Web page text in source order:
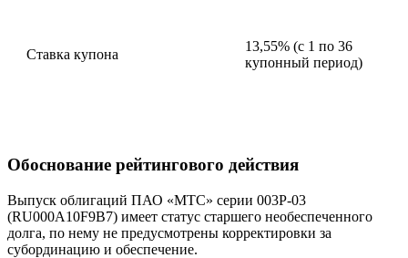
Ставка купона
13,55% (с 1 по 36
купонный период)
Обоснование рейтингового действия
Выпуск облигаций ПАО «МТС» серии 003Р-03
(RU000A10F9B7) имеет статус старшего необеспеченного
долга, по нему не предусмотрены корректировки за
субординацию и обеспечение.